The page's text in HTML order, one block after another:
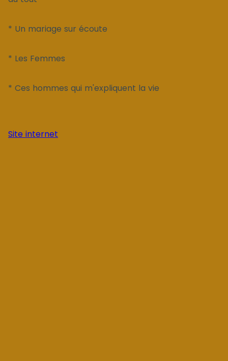
* Un mariage sur écoute
* Les Femmes
* Ces hommes qui m'expliquent la vie
Site internet